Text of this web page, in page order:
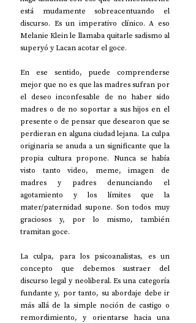
está mudamente sobreacentuando el
discurso. Es un imperativo clínico. A eso
Melanie Klein le llamaba quitarle sadismo al
superyó y Lacan acotar el goce.
En ese sentido, puede comprenderse
mejor que no es que las madres sufran por
el deseo inconfesable de no haber sido
madres o de no soportar a sus hijos en el
presente o de pensar que desearon que se
perdieran en alguna ciudad lejana. La culpa
originaria se anuda a un significante que la
propia cultura propone. Nunca se había
visto tanto video, meme, imagen de
madres y padres denunciando el
agotamiento y los límites que la
mater/paternidad supone. Son todos muy
graciosos y, por lo mismo, también
tramitan goce.
La culpa, para los psicoanalistas, es un
concepto que debemos sustraer del
discurso legal y neoliberal. Es una categoría
fundante y, por tanto, su abordaje debe ir
más allá de la simple noción de castigo o
remordimiento, y orientarse hacia una